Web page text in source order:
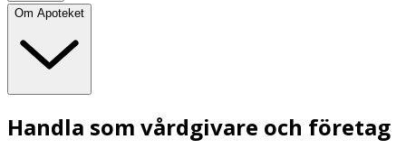
Om Apoteket
Handla som vårdgivare och företag